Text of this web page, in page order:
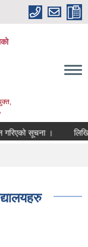
सूचना । लिखित